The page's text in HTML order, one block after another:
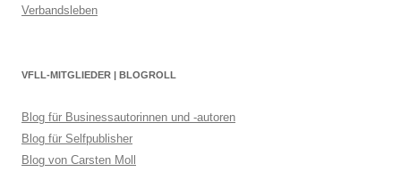
Verbandsleben
VFLL-MITGLIEDER | BLOGROLL
Blog für Businessautorinnen und -autoren
Blog für Selfpublisher
Blog von Carsten Moll